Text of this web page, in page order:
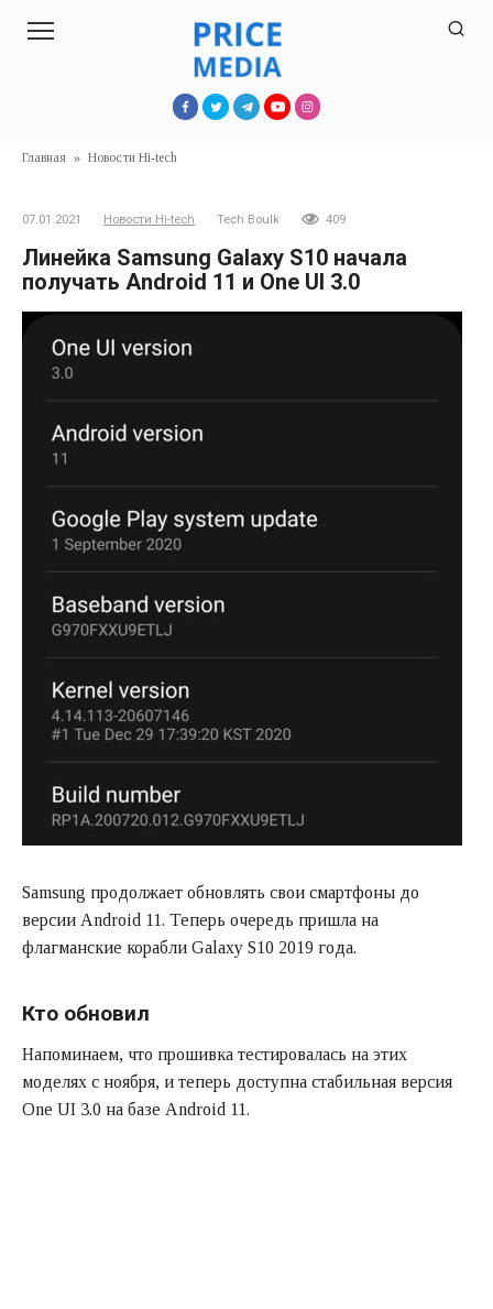
Главная » Новости Hi-tech
07.01.2021 Новости Hi-tech Tech Boulk 409
Линейка Samsung Galaxy S10 начала
получать Android 11 и One UI 3.0
Samsung продолжает обновлять свои смартфоны до
версии Android 11. Теперь очередь пришла на
флагманские корабли Galaxy S10 2019 года.
Кто обновил
Напоминаем, что прошивка тестировалась на этих
моделях с ноября, и теперь доступна стабильная версия
One UI 3.0 на базе Android 11.